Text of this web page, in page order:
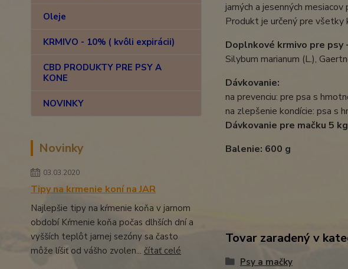
Oleje
KRMIVO - 10% ( kvôli expirácii)
CBD PRODUKTY PRE PSY A
KONE
NOVINKY
Novinky
03.03.2020
Tipy na krmenie koní na JAR
Najlepšie tipy na kŕmenie koňa v jarnom
období Kŕmenie koňa počas dlhších dní a
vyšších teplôt jarnej sezóny sa často
môže líšiť od vášho zvolen... čítať celé
jarných a jesenných
Produkt je určený pre všetky
Doplnkové krmivo pre psy
Silybum marianum (L.),
Dávkovanie:
na prevenciu: pre psa s
na zlepšenie kondície: psa s
Dávkovanie pre mačku 5
Balenie: 600 g
Tovar zaradený v
Psy a mačky